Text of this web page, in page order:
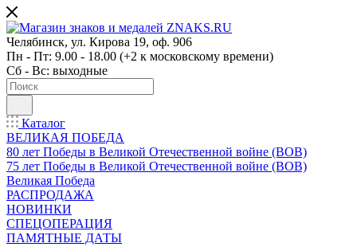
Челябинск, ул. Кирова 19, оф. 906
Пн - Пт: 9.00 - 18.00 (+2 к московскому времени)
Сб - Вс: выходные
Каталог
ВЕЛИКАЯ ПОБЕДА
80 лет Победы в Великой Отечественной войне (ВОВ)
75 лет Победы в Великой Отечественной войне (ВОВ)
Великая Победа
РАСПРОДАЖА
НОВИНКИ
СПЕЦОПЕРАЦИЯ
ПАМЯТНЫЕ ДАТЫ